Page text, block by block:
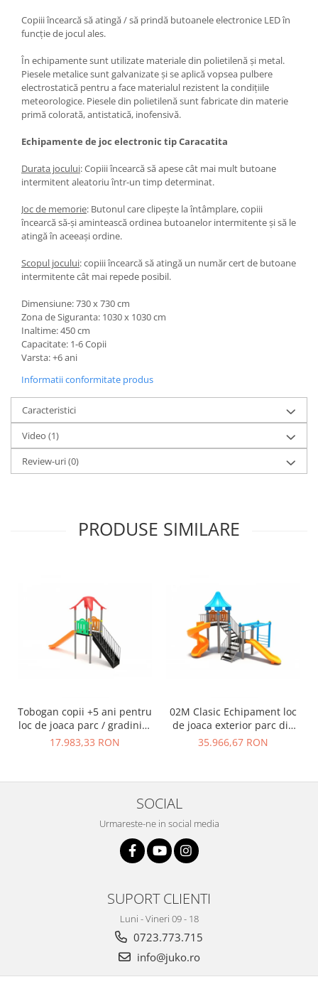
Copiii încearcă să atingă / să prindă butoanele electronice LED în
funcție de jocul ales.
În echipamente sunt utilizate materiale din polietilenă și metal.
Piesele metalice sunt galvanizate și se aplică vopsea pulbere
electrostatică pentru a face materialul rezistent la condițiile
meteorologice. Piesele din polietilenă sunt fabricate din materie
primă colorată, antistatică, inofensivă.
Echipamente de joc electronic tip Caracatita
Durata jocului: Copiii încearcă să apese cât mai mult butoane
intermitent aleatoriu într-un timp determinat.
Joc de memorie: Butonul care clipește la întâmplare, copiii
încearcă să-și amintească ordinea butoanelor intermitente și să le
atingă în aceeași ordine.
Scopul jocului: copiii încearcă să atingă un număr cert de butoane
intermitente cât mai repede posibil.
Dimensiune: 730 x 730 cm
Zona de Siguranta: 1030 x 1030 cm
Inaltime: 450 cm
Capacitate: 1-6 Copii
Varsta: +6 ani
Informatii conformitate produs
Caracteristici
Video (1)
Review-uri(0)
PRODUSE SIMILARE
Tobogan copii +5 ani pentru
loc de joaca parc / gradinita
- 01M
17.983,33 RON
02M Clasic Echipament loc
de joaca exterior parc din
metal cu Scara 2 Tobogane
35.966,67 RON
SOCIAL
Urmareste-ne in social media
SUPORT CLIENTI
Luni - Vineri 09 - 18
0723.773.715
info@juko.ro